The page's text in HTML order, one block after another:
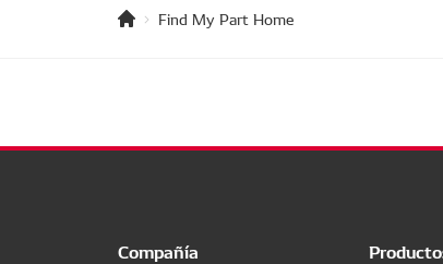
Find My Part Home
Compañía